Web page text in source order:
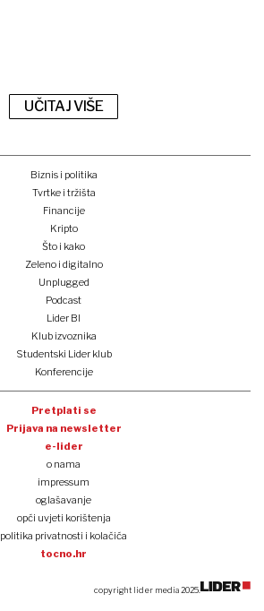
UČITAJ VIŠE
Biznis i politika
Tvrtke i tržišta
Financije
Kripto
Što i kako
Zeleno i digitalno
Unplugged
Podcast
Lider BI
Klub izvoznika
Studentski Lider klub
Konferencije
Pretplati se
Prijava na newsletter
e-lider
o nama
impressum
oglašavanje
opći uvjeti korištenja
politika privatnosti i kolačića
tocno.hr
copyright lider media 2025.